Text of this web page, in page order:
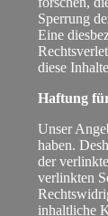
Sperrung
Eine
diese
Haftung
Unser
haben.
der
verlinkten
inhaltliche